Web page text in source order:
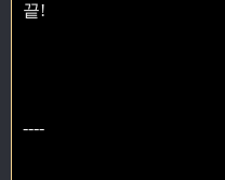
끝!
----